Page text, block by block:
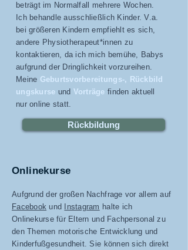
beträgt im Normalfall mehrere Wochen.
Ich behandle ausschließlich Kinder. V.a.
bei größeren Kindern empfiehlt es sich,
andere Physiotherapeut*innen zu
kontaktieren, da ich mich bemühe, Babys
aufgrund der Dringlichkeit vorzureihen.
Meine Geburtsvorbereitungs-, Rückbild
ungskurse und Vorträge finden aktuell
nur online statt.
Rückbildung
Onlinekurse
Aufgrund der großen Nachfrage vor allem auf
Facebook und Instagram halte ich
Onlinekurse für Eltern und Fachpersonal zu
den Themen motorische Entwicklung und
Kinderfußgesundheit. Sie können sich direkt